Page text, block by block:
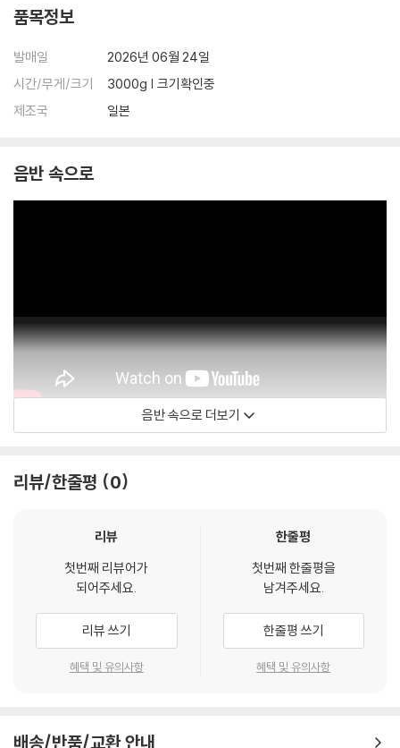
품목정보
발매일
2026년 06월 24일
시간/무게/크기
3000g | 크기확인중
제조국
일본
음반 속으로
음반 속으로 더보기
리뷰/한줄평 0
리뷰
첫번째 리뷰어가
되어주세요.
리뷰 쓰기
혜택 및 유의사항
한줄평
첫번째 한줄평을
남겨주세요.
한줄평 쓰기
혜택 및 유의사항
배송/반품/교환 안내